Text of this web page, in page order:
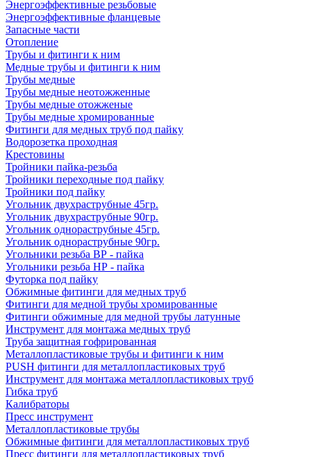
Энергоэффективные резьбовые
Энергоэффективные фланцевые
Запасные части
Отопление
Трубы и фитинги к ним
Медные трубы и фитинги к ним
Трубы медные
Трубы медные неотожженные
Трубы медные отожженые
Трубы медные хромированные
Фитинги для медных труб под пайку
Водорозетка проходная
Крестовины
Тройники пайка-резьба
Тройники переходные под пайку
Тройники под пайку
Угольник двухраструбные 45гр.
Угольник двухраструбные 90гр.
Угольник однораструбные 45гр.
Угольник однораструбные 90гр.
Угольники резьба ВР - пайка
Угольники резьба НР - пайка
Футорка под пайку
Обжимные фитинги для медных труб
Фитинги для медной трубы хромированные
Фитинги обжимные для медной трубы латунные
Инструмент для монтажа медных труб
Труба защитная гофрированная
Металлопластиковые трубы и фитинги к ним
PUSH фитинги для металлопластиковых труб
Инструмент для монтажа металлопластиковых труб
Гибка труб
Калибраторы
Пресс инструмент
Металлопластиковые трубы
Обжимные фитинги для металлопластиковых труб
Пресс фитинги для металлопластиковых труб